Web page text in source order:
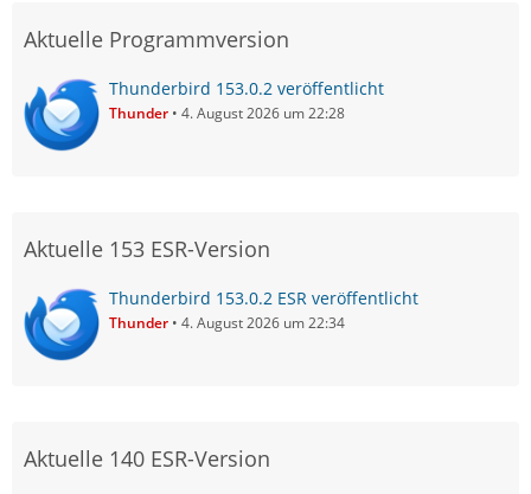
Aktuelle Programmversion
Thunderbird 153.0.2 veröffentlicht
Thunder 4. August 2026 um 22:28
Aktuelle 153 ESR-Version
Thunderbird 153.0.2 ESR veröffentlicht
Thunder 4. August 2026 um 22:34
Aktuelle 140 ESR-Version